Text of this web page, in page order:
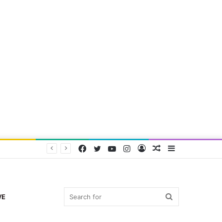
Random
Log
Instagram
YouTube
Twitter
Facebook